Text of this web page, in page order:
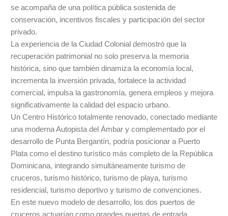
se acompaña de una política pública sostenida de
conservación, incentivos fiscales y participación del sector
privado.
La experiencia de la Ciudad Colonial demostró que la
recuperación patrimonial no solo preserva la memoria
histórica, sino que también dinamiza la economía local,
incrementa la inversión privada, fortalece la actividad
comercial, impulsa la gastronomía, genera empleos y mejora
significativamente la calidad del espacio urbano.
Un Centro Histórico totalmente renovado, conectado mediante
una moderna Autopista del Ámbar y complementado por el
desarrollo de Punta Bergantín, podría posicionar a Puerto
Plata como el destino turístico más completo de la República
Dominicana, integrando simultáneamente turismo de
cruceros, turismo histórico, turismo de playa, turismo
residencial, turismo deportivo y turismo de convenciones.
En este nuevo modelo de desarrollo, los dos puertos de
cruceros actuarían como grandes puertas de entrada